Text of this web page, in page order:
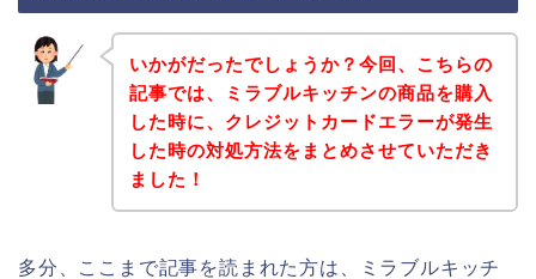
いかがだったでしょうか？今回、こちらの
記事では、ミラブルキッチンの商品を購入
した時に、クレジットカードエラーが発生
した時の対処方法をまとめさせていただき
ました！
多分、ここまで記事を読まれた方は、ミラブルキッチ